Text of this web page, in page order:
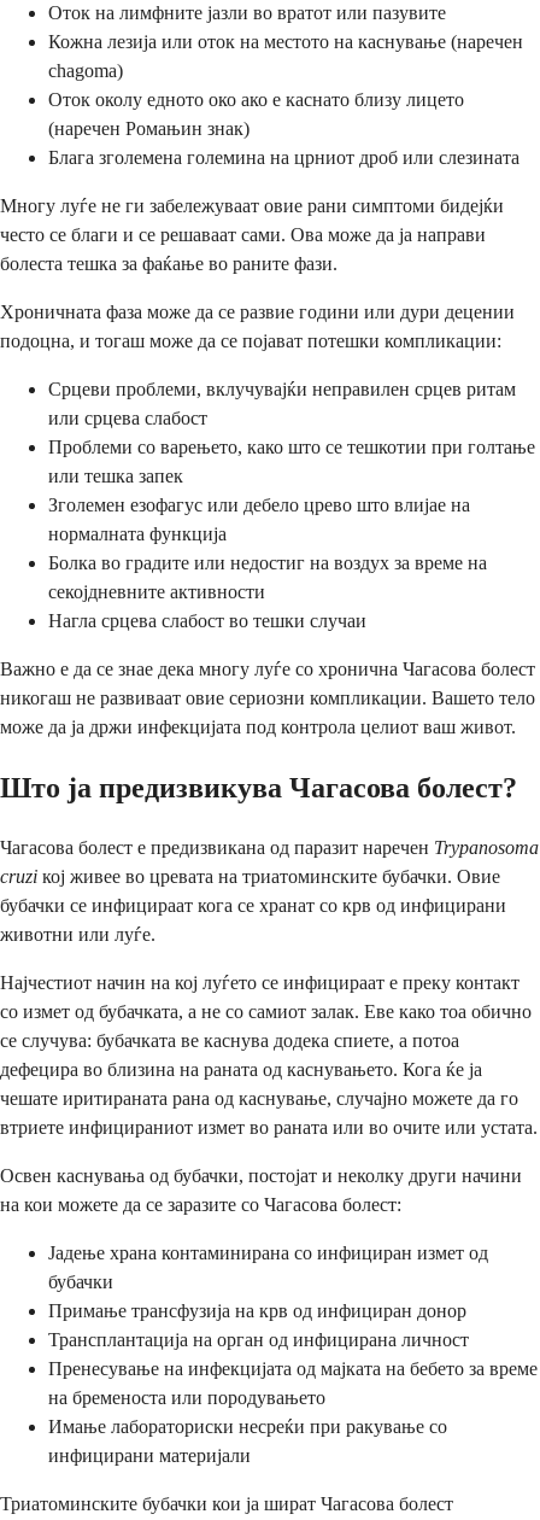
Оток на лимфните јазли во вратот или пазувите
Кожна лезија или оток на местото на каснување (наречен
chagoma)
Оток околу едното око ако е каснато близу лицето
(наречен Ромањин знак)
Блага зголемена големина на црниот дроб или слезината
Многу луѓе не ги забележуваат овие рани симптоми бидејќи
често се благи и се решаваат сами. Ова може да ја направи
болеста тешка за фаќање во раните фази.
Хроничната фаза може да се развие години или дури децении
подоцна, и тогаш може да се појават потешки компликации:
Срцеви проблеми, вклучувајќи неправилен срцев ритам
или срцева слабост
Проблеми со варењето, како што се тешкотии при голтање
или тешка запек
Зголемен езофагус или дебело црево што влијае на
нормалната функција
Болка во градите или недостиг на воздух за време на
секојдневните активности
Нагла срцева слабост во тешки случаи
Важно е да се знае дека многу луѓе со хронична Чагасова болест
никогаш не развиваат овие сериозни компликации. Вашето тело
може да ја држи инфекцијата под контрола целиот ваш живот.
Што ја предизвикува Чагасова болест?
Чагасова болест е предизвикана од паразит наречен Trypanosoma
cruzi кој живее во цревата на триатоминските бубачки. Овие
бубачки се инфицираат кога се хранат со крв од инфицирани
животни или луѓе.
Најчестиот начин на кој луѓето се инфицираат е преку контакт
со измет од бубачката, а не со самиот залак. Еве како тоа обично
се случува: бубачката ве каснува додека спиете, а потоа
дефецира во близина на раната од каснувањето. Кога ќе ја
чешате иритираната рана од каснување, случајно можете да го
втриете инфицираниот измет во раната или во очите или устата.
Освен каснувања од бубачки, постојат и неколку други начини
на кои можете да се заразите со Чагасова болест:
Јадење храна контаминирана со инфициран измет од
бубачки
Примање трансфузија на крв од инфициран донор
Трансплантација на орган од инфицирана личност
Пренесување на инфекцијата од мајката на бебето за време
на бременоста или породувањето
Имање лабораториски несреќи при ракување со
инфицирани материјали
Триатоминските бубачки кои ја шират Чагасова болест